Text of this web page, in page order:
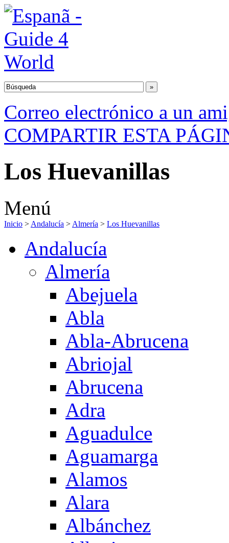
Correo electrónico a un
COMPARTIR ESTA
Los Huevanillas
Menú
Inicio > Andalucía > Almería > Los Huevanillas
Andalucía
Almería
Abejuela
Abla
Abla-Abrucena
Abriojal
Abrucena
Adra
Aguadulce
Aguamarga
Alamos
Alara
Albánchez